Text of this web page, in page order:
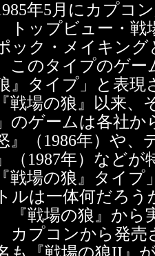
年5月にカプコ
トップビュー・
ック・メイキン
このタイプのゲー
』タイプ」と表現
戦場の狼』以来、
のゲームは各社か
』（1986年）や
（1987年）など
戦場の狼』タイ
ルは一体何だろう
『戦場の狼』から
カプコンから発売